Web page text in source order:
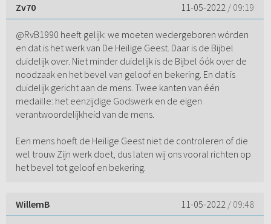
Zv70 11-05-2022 / 09:19
@RvB1990 heeft gelijk: we moeten wedergeboren wórden
en dat is het werk van De Heilige Geest. Daar is de Bijbel
duidelijk over. Niet minder duidelijk is de Bijbel óók over de
noodzaak en het bevel van geloof en bekering. En dat is
duidelijk gericht aan de mens. Twee kanten van één
medaille: het eenzijdige Godswerk en de eigen
verantwoordelijkheid van de mens.
Een mens hoeft de Heilige Geest niet de controleren of die
wel trouw Zijn werk doet, dus laten wij ons vooral richten op
het bevel tot geloof en bekering.
WillemB 11-05-2022 / 09:48